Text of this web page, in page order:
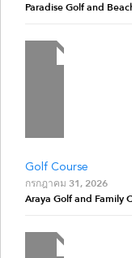
Paradise Golf and
Golf Course
กรกฎาคม 31, 2026
Araya Golf and Family